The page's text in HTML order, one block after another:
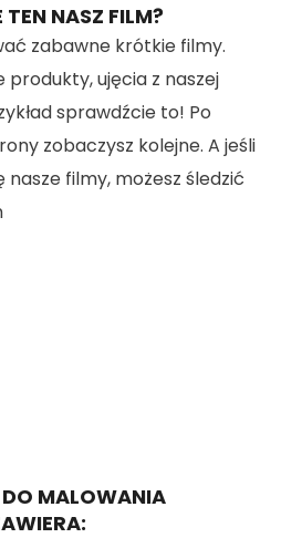
NASZ FILM?
zabawne krótkie filmy.
produkty, ujęcia z naszej
sprawdźcie to! Po
zobaczysz kolejne. A jeśli
nasze filmy, możesz śledzić
MALOWANIA